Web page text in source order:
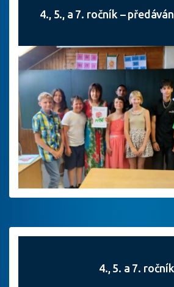
4., 5., a 7. ročník –
4., 5. a 7. ročník